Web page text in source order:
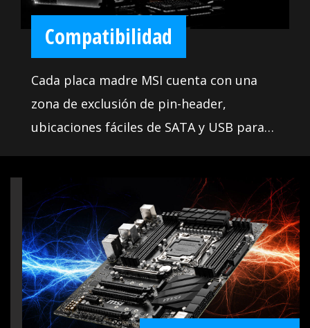
funciones te permiten ajustar tu sistema
para ofrecer un rendimiento máximo
Compatibilidad
Cada placa madre MSI cuenta con una
zona de exclusión de pin-header,
ubicaciones fáciles de SATA y USB para
amplia variedad de componentes y
dispositivos, para que el usuario pueda
elegir los componentes que desea
instalar. Además, ofrecemos una lista de
Vendedores Calificados (QVL) para la
parte más crítica: la memoria.
Combinado con la tecnología MSI DDR4